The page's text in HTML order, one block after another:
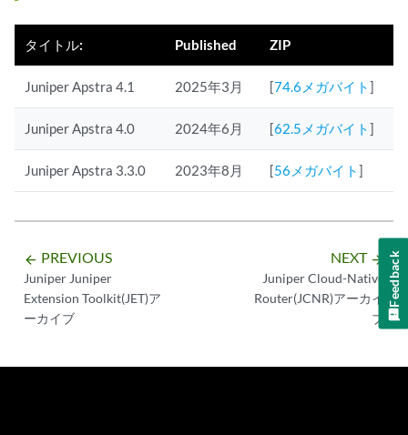
タイトル: Published ZIP
Juniper Apstra 4.1 2025年3月 [74.6メガバイト]
Juniper Apstra 4.0 2024年6月 [62.5メガバイト]
Juniper Apstra 3.3.0 2023年8月 [56メガバイト]
arrow_backward PREVIOUS
Juniper Juniper
Extension Toolkit(JET)ア
ーカイブ
NEXT arrow_forward
Juniper Cloud-Native
Router(JCNR)アーカイ
ブ
Feedback